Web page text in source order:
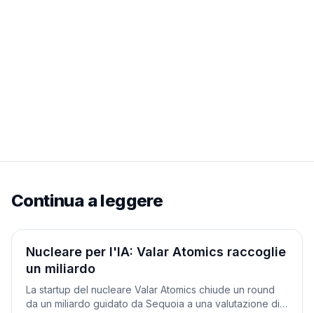
Continua a leggere
Aziende
Nucleare per l'IA: Valar Atomics raccoglie
un miliardo
La startup del nucleare Valar Atomics chiude un round
da un miliardo guidato da Sequoia a una valutazione di